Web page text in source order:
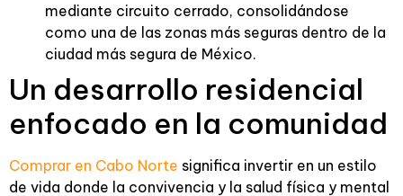
mediante circuito cerrado, consolidándose
como una de las zonas más seguras dentro de la
ciudad más segura de México.
Un desarrollo residencial
enfocado en la comunidad
Comprar en Cabo Norte significa invertir en un estilo
de vida donde la convivencia y la salud física y mental